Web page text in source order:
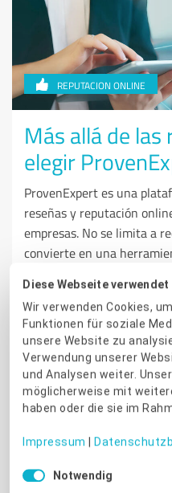
Diese Webseite
Wir verwenden Cookies,
Funktionen für soziale
unsere Website zu
Verwendung unserer
und Analysen weiter.
möglicherweise mit
haben oder die sie im
Impressum |
Notwendig
REPUTACION ONLINE
Más allá de las
elegir
ProvenExpert es una
reseñas y reputación
empresas. No se limita a
convierte en una
conversiones. Por eso,
frente a otras plataformas